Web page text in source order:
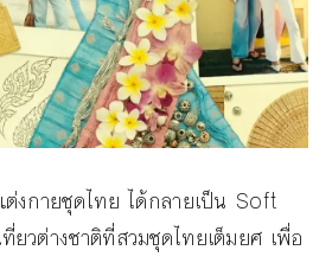
ต่งกายชุดไทย ได้กลายเป็น Soft
วต่างชาติที่สวมชุดไทยเต็มยศ เพื่อ